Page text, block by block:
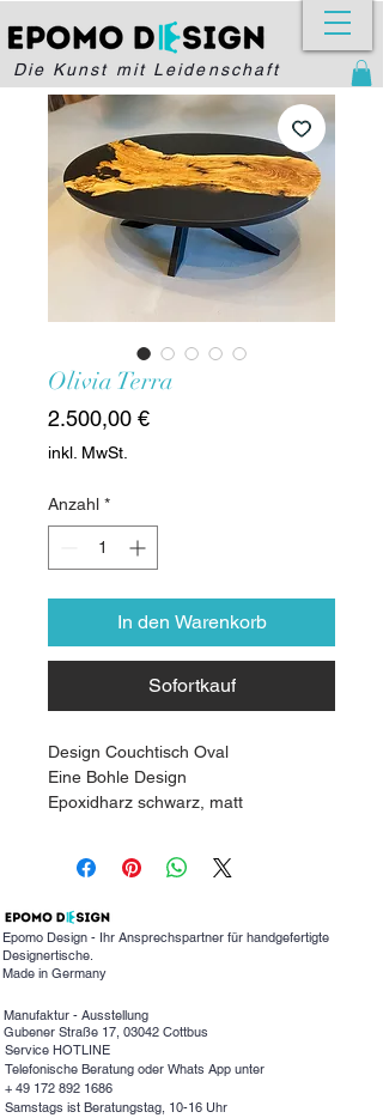
Die Kunst mit Leidenschaft
Olivia Terra
2.500,00 €Preis
inkl. MwSt.
Anzahl *
In den Warenkorb
Sofortkauf
Design Couchtisch Oval
Eine Bohle Design
Epoxidharz schwarz, matt
Epomo Design - Ihr Ansprechspartner für handgefertigte
Designertische.
Made in Germany
Manufaktur - Ausstellung
Gubener Straße 17, 03042 Cottbus
Service HOTLINE
Telefonische Beratung oder Whats App unter
+ 49 172 892 1686
Samstags ist Beratungstag, 10-16 Uhr